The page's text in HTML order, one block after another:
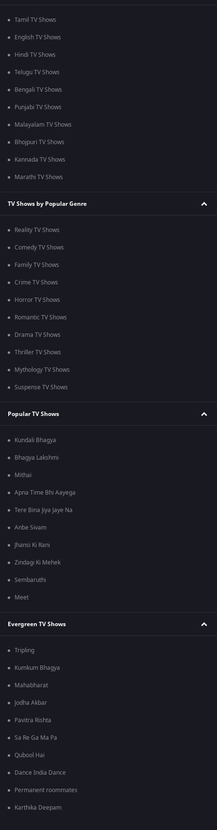
Tamil TV Shows
English TV Shows
Hindi TV Shows
Telugu TV Shows
Bengali TV Shows
Punjabi TV Shows
Malayalam TV Shows
Bhojpuri TV Shows
Kannada TV Shows
Marathi TV Shows
TV Shows by Popular Genre
Reality TV Shows
Comedy TV Shows
Family TV Shows
Crime TV Shows
Horror TV Shows
Romantic TV Shows
Drama TV Shows
Thriller TV Shows
Mythology TV Shows
Suspense TV Shows
Popular TV Shows
Kundali Bhagya
Bhagya Lakshmi
Mithai
Apna Time Bhi Aayega
Tere Bina Jiya Jaye Na
Anbe Sivam
Jhansi Ki Rani
Zindagi Ki Mehek
Sembaruthi
Meet
Evergreen TV Shows
Tripling
Kumkum Bhagya
Mahabharat
Jodha Akbar
Pavitra Rishta
Sa Re Ga Ma Pa
Qubool Hai
Dance India Dance
Permanent roommates
Karthika Deepam